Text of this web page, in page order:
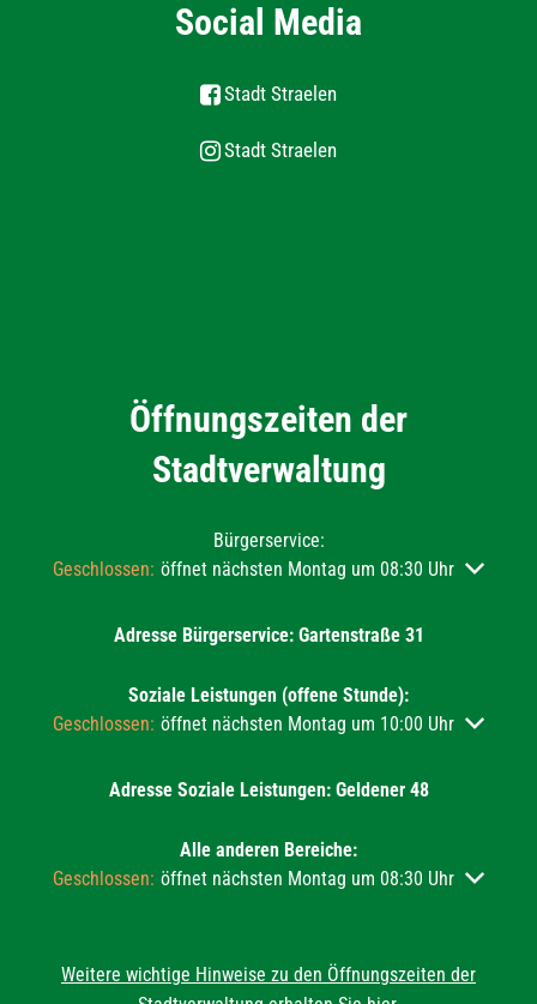
Social Media
Stadt Straelen
Stadt Straelen
Öffnungszeiten der
Stadtverwaltung
Bürgerservice:
Klicken, um weitere Öffnungs- oder Schließzeiten
Geschlossen: öffnet nächsten Montag um 08:30 Uhr
Adresse Bürgerservice: Gartenstraße 31
Soziale Leistungen (offene Stunde):
Klicken, um weitere Öffnungs- oder Schließzeiten
Geschlossen: öffnet nächsten Montag um 10:00 Uhr
Adresse Soziale Leistungen: Geldener 48
Alle anderen Bereiche:
Klicken, um weitere Öffnungs- oder Schließzeiten
Geschlossen: öffnet nächsten Montag um 08:30 Uhr
Weitere wichtige Hinweise zu den Öffnungszeiten der